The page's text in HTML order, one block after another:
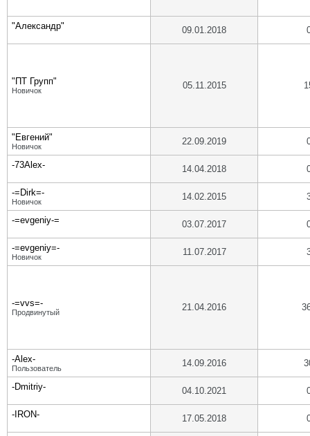
"Александр" 09.01.2018
"ПТ Групп"
Новичок 05.11.2015
"Евгений"
Новичок 22.09.2019
-73Alex- 14.04.2018
-=Dirk=-
Новичок 14.02.2015
-=evgeniy-= 03.07.2017
-=evgeniy=-
Новичок 11.07.2017
-=vvs=-
Продвинутый 21.04.2016
-Alex-
Пользователь 14.09.2016
-Dmitriy- 04.10.2021
-IRON- 17.05.2018